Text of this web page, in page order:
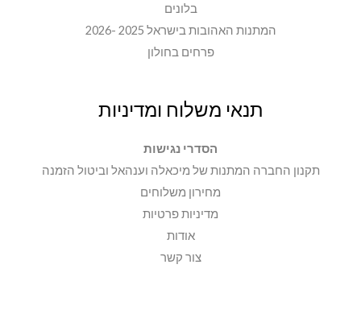
בלונים
המתנות האהובות בישראל 2025 -2026
פרחים בחולון
תנאי משלוח ומדיניות
הסדרי נגישות
תקנון החברה המתנות של מיכאלה וענהאל וביטול הזמנה
מחירון משלוחים
מדיניות פרטיות
אודות
צור קשר